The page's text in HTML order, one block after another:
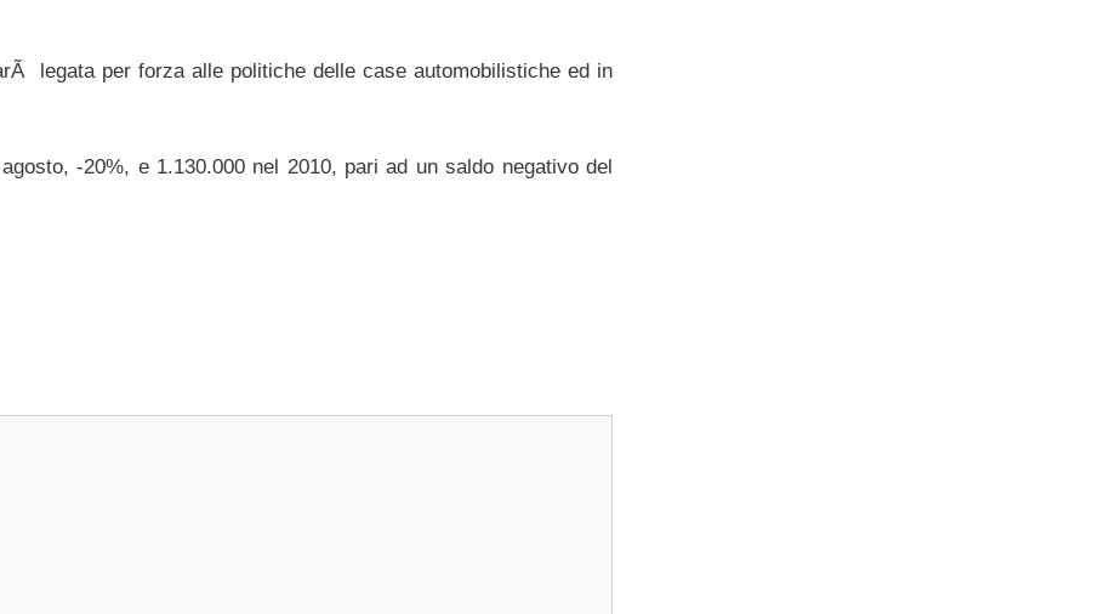
legata per forza alle politiche delle case automobilistiche ed in
-20%, e 1.130.000 nel 2010, pari ad un saldo negativo del